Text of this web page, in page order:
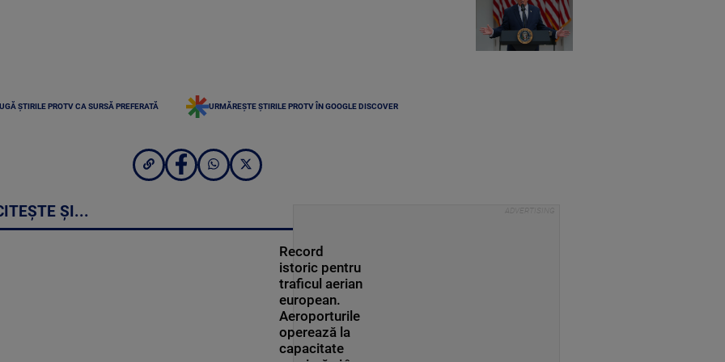
ȘTIRILE PROTV CA SURSĂ PREFERATĂ URMĂREȘTE ȘTIRILE PROTV ÎN GOOGLE DISCOVER
ȘI...
Record
istoric pentru
traficul aerian
european.
Aeroporturile
operează la
capacitate